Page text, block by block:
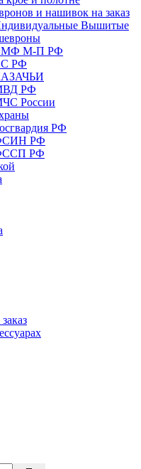
и нашивок на заказ
Вышитые
М-П РФ
РФ
РФ
России
РФ
РФ
РФ